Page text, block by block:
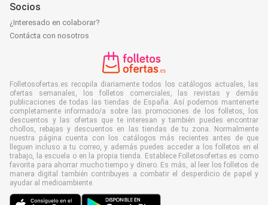
Socios
¿Interesado en colaborar?
Contácta con nosotros
Folletosofertas.es recopila diariamente todos los catálogos actuales, las
ofertas semanales, los folletos comerciales, las revistas y demás
publicaciones de todas las tiendas de España. Así podemos mantenerte
completamente informado/a sobre las promociones de los folletos, los
descuentos y las ofertas que te interesan y también puedes encontrar
chollos, rebajas y descuentos en las tiendas de tu zona. Normalmente
nuestra página cuenta con los catálogos más recientes antes de que
lleguen incluso a tu correo, y además puedes acceder a los folletos en el
trabajo, la escuela o en la propia tienda. Establece Folletosofertas.es como
favorita para ahorrar mucho tiempo y dinero. Es más, al leer los folletos de
manera digital también contribuyes a combatir el desperdicio de papel y
ayudar al medioambiente.